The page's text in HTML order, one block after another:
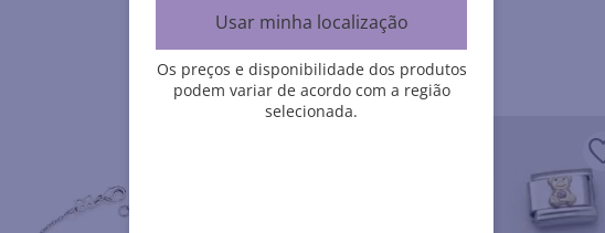
Usar minha localização
Os preços e disponibilidade dos produtos
podem variar de acordo com a região
selecionada.